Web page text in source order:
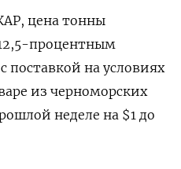
цена тонны
процентным
поставкой на условиях
из черноморских
неделе на $1 до